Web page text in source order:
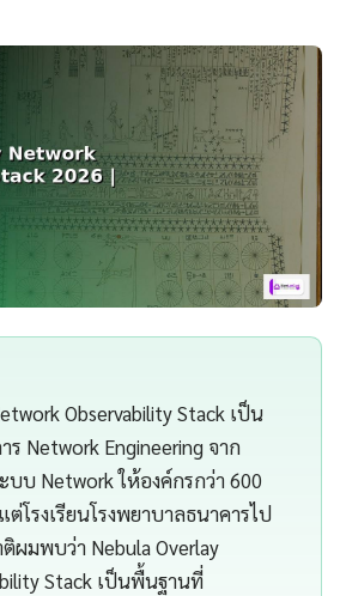
Observability Stack เป็น
Network Engineering จาก
บ Network ให้องค์กรกว่า 600
โรงเรียนโรงพยาบาลธนาคารไป
ผมพบว่า Nebula Overlay
Stack เป็นพื้นฐานที่